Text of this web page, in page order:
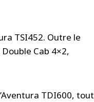
TSI452. Outre le
Cab 4×2,
TDI600, tout